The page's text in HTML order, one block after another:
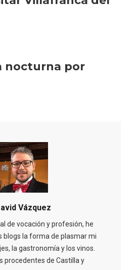
nocturna por
Vázquez
de vocación y profesión, he
blogs la forma de plasmar mi
la gastronomía y los vinos.
procedentes de Castilla y